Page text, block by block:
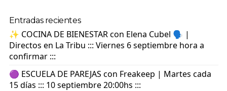
Entradas recientes
✨ COCINA DE BIENESTAR con Elena Cubel 🗣️ |
Directos en La Tribu ::: Viernes 6 septiembre hora a
confirmar :::
🟣 ESCUELA DE PAREJAS con Freakeep | Martes cada
15 días ::: 10 septiembre 20:00hs :::